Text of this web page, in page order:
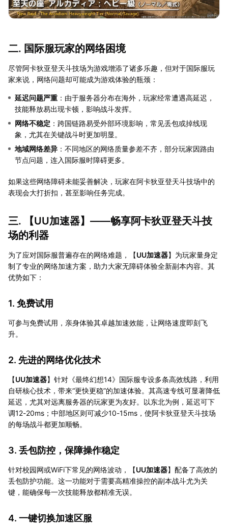
二. 国际服玩家的网络困境
尽管阿卡狄亚登天斗技场为游戏增添了诸多乐趣，但对于国际服玩
家来说，网络问题却可能成为游戏体验的瓶颈：
延迟问题严重 ：由于服务器分布在海外，玩家经常遭遇高延迟，
技能释放易出现卡顿，影响战斗发挥。
网络不稳定 ：跨国链路易受外部环境影响，常见丢包或掉线现
象，尤其在关键战斗时更加明显。
地域网络差异 ：不同地区的网络质量参差不齐，部分玩家因路由
节点问题，连入国际服时障碍更多。
如果这些网络障碍未能妥善解决，玩家在阿卡狄亚登天斗技场中的
表现会大打折扣，甚至影响任务完成。
三. 【UU加速器】——畅享阿卡狄亚登天斗技
场的利器
为了应对国际服普遍存在的网络难题，【UU加速器】为玩家量身定
制了专业的网络加速方案，助力大家无障碍体验全新副本内容。其
优势如下：
1. 免费试用
可参与免费试用，亲身体验其卓越加速效能，让网络速度即刻飞
升。
2. 先进的网络优化技术
【UU加速器】针对《最终幻想14》国际服专设多条高效线路，利用
自研核心技术，带来“更快更稳”的加速体验。其高速专线可显著降低
延迟，尤其对远离服务器的玩家更为友好。以东北为例，延迟可下
调12-20ms；中部地区则可减少10-15ms，使阿卡狄亚登天斗技场
的每场战斗都更加顺畅。
3. 丢包防控，保障操作稳定
针对校园网或WiFi下常见的网络波动，【UU加速器】配备了高效的
丢包防护功能。这一功能对于需要高精准操控的副本战斗尤为关
键，能确保每一次技能释放都精准无误。
4. 一键切换加速区服